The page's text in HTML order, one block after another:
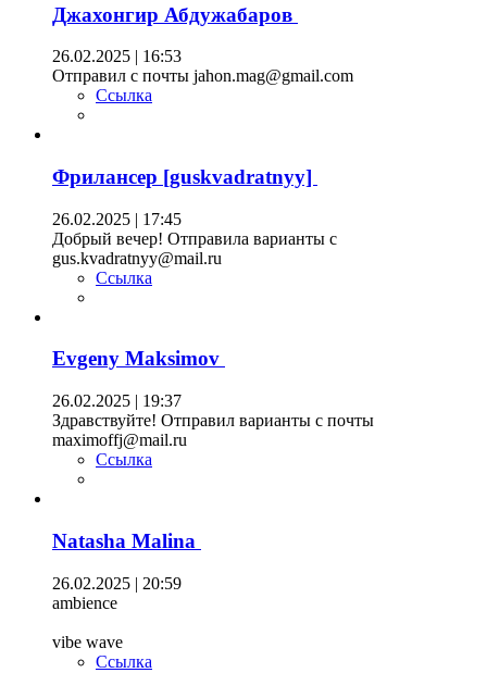
Джахонгир Абдужабаров
26.02.2025 | 16:53
Отправил с почты jahon.mag@gmail.com
Ссылка
Фрилансер [guskvadratnyy]
26.02.2025 | 17:45
Добрый вечер! Отправила варианты с
gus.kvadratnyy@mail.ru
Ссылка
Evgeny Maksimov
26.02.2025 | 19:37
Здравствуйте! Отправил варианты с почты
maximoffj@mail.ru
Ссылка
Natasha Malina
26.02.2025 | 20:59
ambience
vibe wave
Ссылка